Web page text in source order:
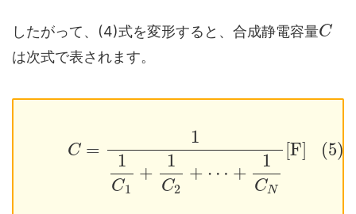
したがって、(4)式を変形すると、合成静電容量C
は次式で表されます。
C =
1
1
C1
+
1
C2
+ ⋯ +
1
CN
[F] (5)